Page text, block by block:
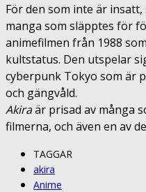
För den som inte är insatt,
manga som släpptes för
animefilmen från 1988
kultstatus. Den utspelar
cyberpunk Tokyo som är
och gängvåld.
Akiraär prisad av många
filmerna, och även en av
TAGGAR
akira
Anime